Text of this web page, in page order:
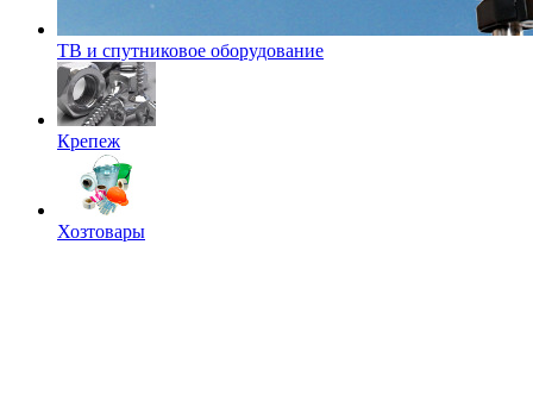
ТВ и спутниковое оборудование
Крепеж
Хозтовары